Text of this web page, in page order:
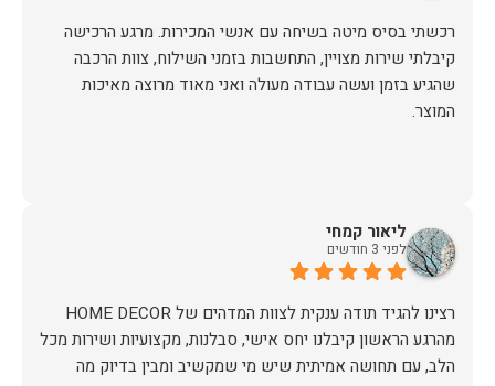
רכשתי בסיס מיטה בשיחה עם אנשי המכירות. מרגע הרכישה
קיבלתי שירות מצויין, התחשבות בזמני השילוח, צוות הרכבה
שהגיע בזמן ועשה עבודה מעולה ואני מאוד מרוצה מאיכות
המוצר.
ליאור קמחי
לפני 3 חודשים
מהרגע הראשון קיבלנו יחס אישי, סבלנות, מקצועיות ושירות מכל
הלב, עם תחושה אמיתית שיש מי שמקשיב ומבין בדיוק מה